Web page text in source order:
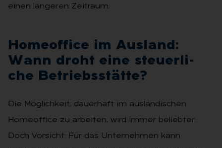
einen längeren Zeitraum.
Ho­me­of­fice im Aus­land:
Wann droht eine steu­er­li­
che Be­triebs­stät­te?
Die Möglichkeit, dauerhaft im ausländischen
Homeoffice zu arbeiten, wird immer beliebter.
Doch Vorsicht: Für das Unternehmen kann